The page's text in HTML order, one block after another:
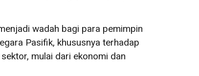
wadah bagi para pemimpin
Pasifik, khususnya terhadap
mulai dari ekonomi dan